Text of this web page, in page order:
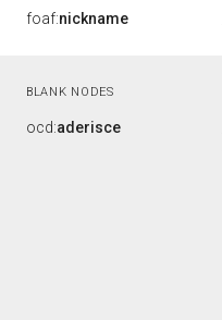
foaf:nickname
BLANK NODES
ocd:aderisce